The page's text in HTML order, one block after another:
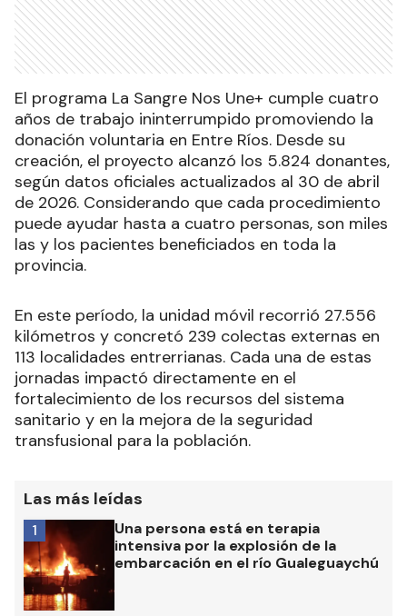
El programa La Sangre Nos Une+ cumple cuatro
años de trabajo ininterrumpido promoviendo la
donación voluntaria en Entre Ríos. Desde su
creación, el proyecto alcanzó los 5.824 donantes,
según datos oficiales actualizados al 30 de abril
de 2026. Considerando que cada procedimiento
puede ayudar hasta a cuatro personas, son miles
las y los pacientes beneficiados en toda la
provincia.
En este período, la unidad móvil recorrió 27.556
kilómetros y concretó 239 colectas externas en
113 localidades entrerrianas. Cada una de estas
jornadas impactó directamente en el
fortalecimiento de los recursos del sistema
sanitario y en la mejora de la seguridad
transfusional para la población.
Las más leídas
Una persona está en terapia
intensiva por la explosión de la
embarcación en el río Gualeguaychú
1